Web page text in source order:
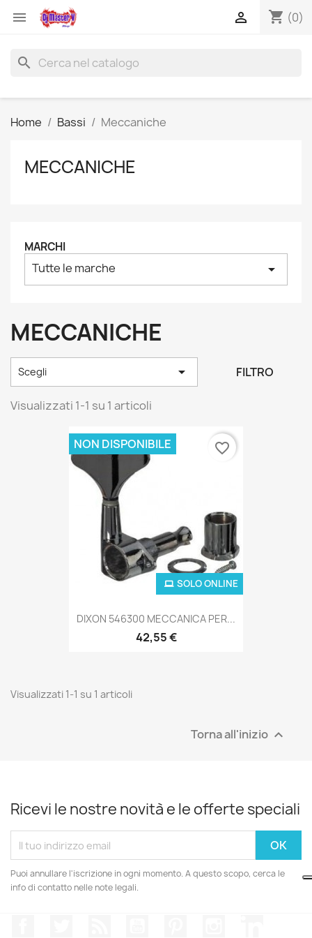
 shopping_cart (0)

search
Home Bassi Meccaniche
MECCANICHE
MARCHI
Tutte le marche arrow_drop_down
MECCANICHE
Scegli  FILTRO
Visualizzati 1-1 su 1 articoli
DIXON 546300 MECCANICA PER...
42,55 €
SOLO ONLINE
NON DISPONIBILE favorite_border
Visualizzati 1-1 su 1 articoli
Torna all'inizio 
Ricevi le nostre novità e le offerte speciali
Puoi annullare l'iscrizione in ogni momento. A questo scopo, cerca le
info di contatto nelle note legali.